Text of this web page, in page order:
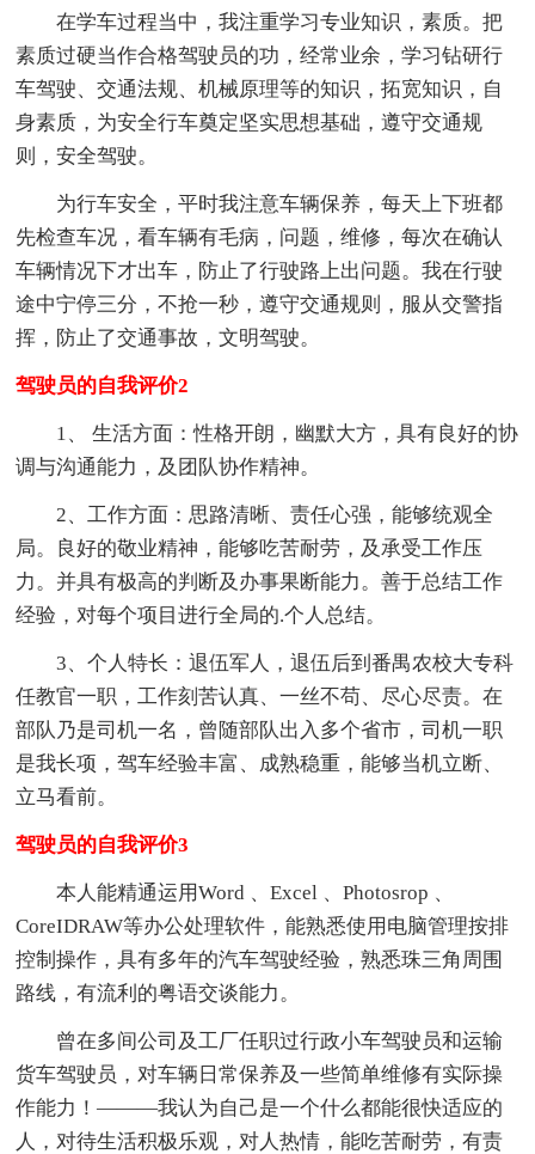
在学车过程当中，我注重学习专业知识，素质。把
素质过硬当作合格驾驶员的功，经常业余，学习钻研行
车驾驶、交通法规、机械原理等的知识，拓宽知识，自
身素质，为安全行车奠定坚实思想基础，遵守交通规
则，安全驾驶。
为行车安全，平时我注意车辆保养，每天上下班都
先检查车况，看车辆有毛病，问题，维修，每次在确认
车辆情况下才出车，防止了行驶路上出问题。我在行驶
途中宁停三分，不抢一秒，遵守交通规则，服从交警指
挥，防止了交通事故，文明驾驶。
驾驶员的自我评价2
1、 生活方面：性格开朗，幽默大方，具有良好的协
调与沟通能力，及团队协作精神。
2、工作方面：思路清晰、责任心强，能够统观全
局。良好的敬业精神，能够吃苦耐劳，及承受工作压
力。并具有极高的判断及办事果断能力。善于总结工作
经验，对每个项目进行全局的.个人总结。
3、个人特长：退伍军人，退伍后到番禺农校大专科
任教官一职，工作刻苦认真、一丝不苟、尽心尽责。在
部队乃是司机一名，曾随部队出入多个省市，司机一职
是我长项，驾车经验丰富、成熟稳重，能够当机立断、
立马看前。
驾驶员的自我评价3
本人能精通运用Word 、Excel 、Photosrop 、
CoreIDRAW等办公处理软件，能熟悉使用电脑管理按排
控制操作，具有多年的汽车驾驶经验，熟悉珠三角周围
路线，有流利的粤语交谈能力。
曾在多间公司及工厂任职过行政小车驾驶员和运输
货车驾驶员，对车辆日常保养及一些简单维修有实际操
作能力！———我认为自己是一个什么都能很快适应的
人，对待生活积极乐观，对人热情，能吃苦耐劳，有责